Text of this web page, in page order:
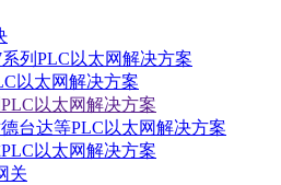
列PLC以太网解决方案
以太网解决方案
以太网解决方案
台达等PLC以太网解决方案
以太网解决方案
关